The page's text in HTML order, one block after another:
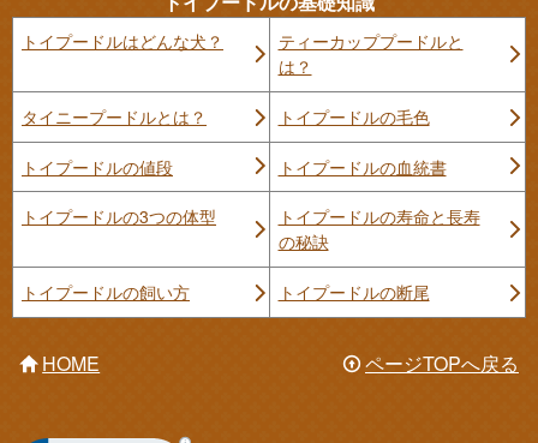
トイプードルはどんな犬？
ティーカッププードルと
は？
タイニープードルとは？ トイプードルの毛色
トイプードルの値段 トイプードルの血統書
トイプードルの3つの体型
トイプードルの寿命と長寿
の秘訣
トイプードルの飼い方 トイプードルの断尾
HOME ページTOPへ戻る